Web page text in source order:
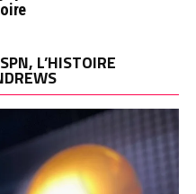
L’HISTOIRE